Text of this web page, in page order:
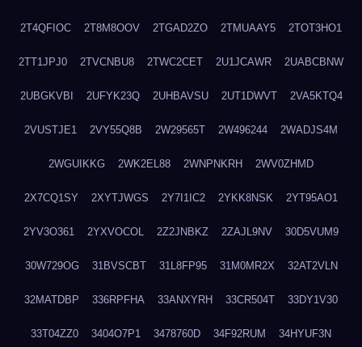
2T4QFIOC 2T8M8OOV 2TGAD2ZO 2TMUAAY5 2TOT3HO1
2TT1JPJ0 2TVCNBU8 2TWC2CET 2U1JCAWR 2UABCBNW
2UBGKVBI 2UFYK23Q 2UHBAVSU 2UT1DWVT 2VA5KTQ4
2VUSTJE1 2VY55Q8B 2W29565T 2W496244 2WADJS4M
2WGUIKKG 2WK2EL88 2WNPNKRH 2WV0ZHMD
2X7CQ1SY 2XYTJWGS 2Y7I1IC2 2YKK8NSK 2YT95AO1
2YV3O361 2YXVOCOL 2Z2JNBKZ 2ZAJL9NV 30D5VUM9
30W729OG 31BVSCBT 31L8FP95 31M0MR2X 32AT2VLN
32MATDBP 336RPFHA 33ANXYRH 33CR504T 33DY1V30
33T04ZZ0 3404O7P1 3478760D 34F92RUM 34HYUF3N